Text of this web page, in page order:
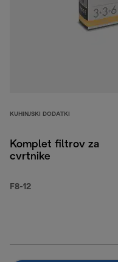
KUHINJSKI DODATKI
Komplet filtrov za
cvrtnike
F8-12